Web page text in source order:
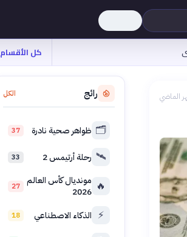
كل الأقسام
الماضي رائج الكل
🗂️ ظواهر صحية نادرة 37
🛰️ رحلة أرتيمس 2 33
🔥 مونديال كأس العالم
2026
27
⚡ الذكاء الاصطناعي 18